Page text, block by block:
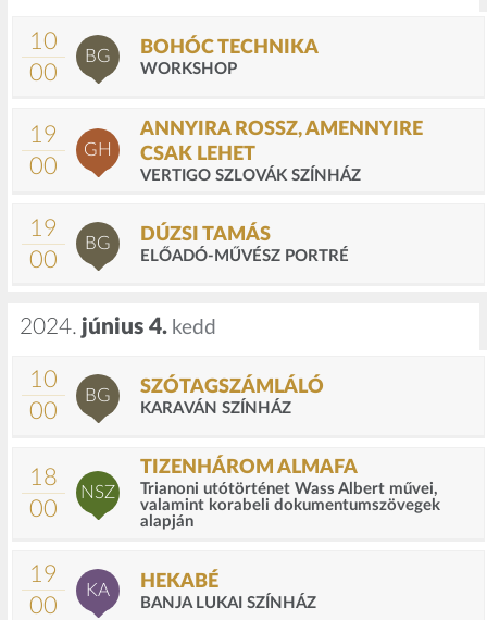
10
00
BG BOHÓC TECHNIKA
WORKSHOP
19
00
GH
ANNYIRA ROSSZ, AMENNYIRE
CSAK LEHET
VERTIGO SZLOVÁK SZÍNHÁZ
19
00
BG DÚZSI TAMÁS
ELŐADÓ-MŰVÉSZ PORTRÉ
2024. június 4. kedd
10
00
BG SZÓTAGSZÁMLÁLÓ
KARAVÁN SZÍNHÁZ
18
00
NSZ
TIZENHÁROM ALMAFA
Trianoni utótörténet Wass Albert művei,
valamint korabeli dokumentumszövegek
alapján
19
00
KA HEKABÉ
BANJA LUKAI SZÍNHÁZ